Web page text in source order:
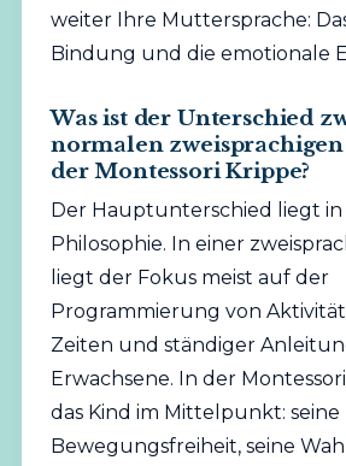
weiter Ihre Muttersprache:
Bindung und die emotionale
Was ist der Unterschied
normalen
der Montessori Krippe?
Der Hauptunterschied liegt
Philosophie. In einer
liegt der Fokus meist auf der
Programmierung von
Zeiten und ständiger
Erwachsene. In der
das Kind im Mittelpunkt: seine
Bewegungsfreiheit, seine